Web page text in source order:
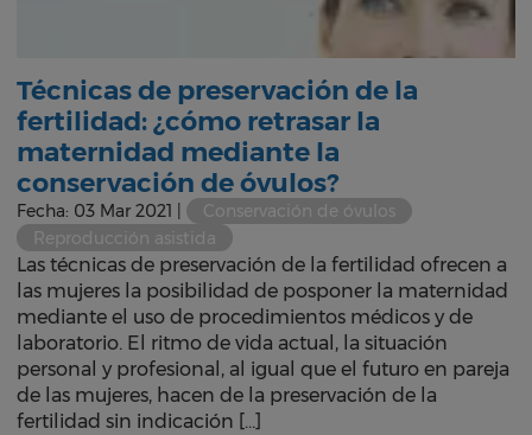
Técnicas de preservación de la
fertilidad: ¿cómo retrasar la
maternidad mediante la
conservación de óvulos?
Fecha: 03 Mar 2021 |
Conservación de óvulos
Reproducción asistida
Las técnicas de preservación de la fertilidad ofrecen a
las mujeres la posibilidad de posponer la maternidad
mediante el uso de procedimientos médicos y de
laboratorio. El ritmo de vida actual, la situación
personal y profesional, al igual que el futuro en pareja
de las mujeres, hacen de la preservación de la
fertilidad sin indicación […]